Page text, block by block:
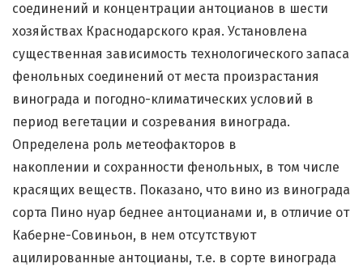
соединений и концентрации антоцианов в шести
хозяйствах Краснодарского края. Установлена
существенная зависимость технологического запаса
фенольных соединений от места произрастания
винограда и погодно-климатических условий в
период вегетации и созревания винограда.
Определена роль метеофакторов в
накоплении и сохранности фенольных, в том числе
красящих веществ. Показано, что вино из винограда
сорта Пино нуар беднее антоцианами и, в отличие от
Каберне-Совиньон, в нем отсутствуют
ацилированные антоцианы, т.е. в сорте винограда